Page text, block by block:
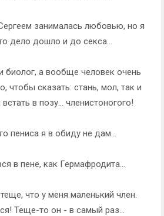
занималась любовью, но я
дело дошло и до секса...
биолог, а вообще человек очень
чтобы сказать: стань, мол, так и
в позу... членистоногого!
пениса я в обиду не дам...
в пене, как Гермафродита...
что у меня маленький член.
Теще-то он - в самый раз...